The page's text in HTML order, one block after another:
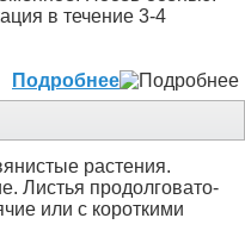
в течение 3-4
Подробнее
растения.
Листья продолговато-
или с короткими